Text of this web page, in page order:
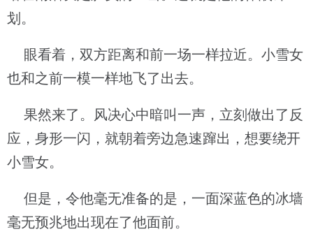
划。
眼看着，双方距离和前一场一样拉近。小雪女
也和之前一模一样地飞了出去。
果然来了。风决心中暗叫一声，立刻做出了反
应，身形一闪，就朝着旁边急速蹿出，想要绕开
小雪女。
但是，令他毫无准备的是，一面深蓝色的冰墙
毫无预兆地出现在了他面前。